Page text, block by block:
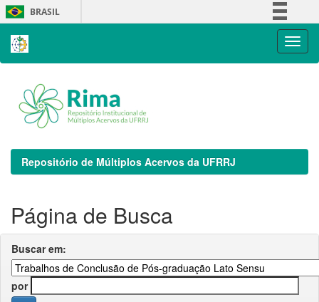
Skip
navigation
BRASIL
Repositório de Múltiplos Acervos da UFRRJ
Página de Busca
Buscar em:
por